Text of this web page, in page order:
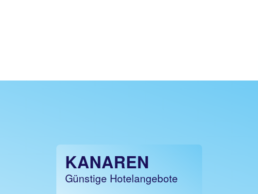
KANAREN
Günstige Hotelangebote